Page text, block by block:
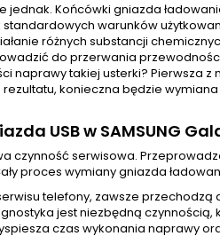
jednak. Końcówki gniazda
warunków
różnych substancji
do przerwania
naprawy takiej usterki? Pierwsza
konieczna będzie wymiana
USB w SAMSUNG
czynność serwisowa.
proces wymiany gniazda
telefony, zawsze przechodzą
jest niezbędną czynnością,
czas wykonania naprawy